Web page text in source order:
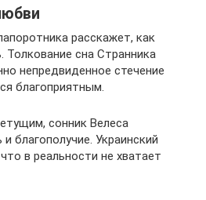
расскажет, как
Толкование сна Странника
непредвиденное стечение
благоприятным.
сонник Велеса
благополучие. Украинский
в реальности не хватает